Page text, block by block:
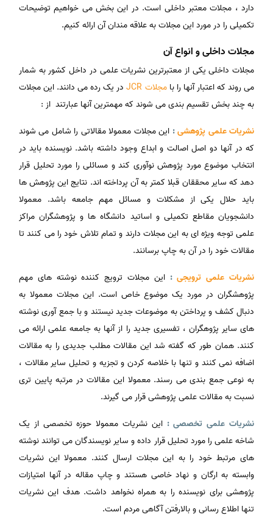
دارد ، مجلات معتبر داخلی است. در این بخش می خواهیم توضیحات
تکمیلی را در مورد این مجلات به علاقه مندان آن ارائه کنیم.
مجلات داخلی و انواع آن
مجلات داخلی یکی از معتبرترین نشریات علمی در داخل کشور به شمار
می روند که اعتبار آنها را بامجلات JCR
در یک رده می دانند. این مجلات
به چند بخش تقسیم بندی می شوند که مهمترین آنها عبارتند از :
نشریات علمی پژوهشی: این مجلات معمولا مقالاتی را شامل می شوند
که در آنها دو اصل اصالت و ابداع وجود داشته باشد. نویسنده باید در
انتخاب موضوع مورد پژوهش نوآوری کند و مسائلی را مورد تحلیل قرار
دهد که سایر محققان قبلا کمتر به آن پرداخته اند. نتایج این پژوهش ها
باید حلال یکی از مشکلات و مسائل مهم جامعه باشد. معمولا
دانشجویان مقاطع تکمیلی و اساتید دانشگاه ها و پژوهشگران مراکز
علمی توجه ویژه ای به این مجلات دارند و تمام تلاش خود را می کنند تا
مقالات خود را در آن به چاپ برسانند.
نشریات علمی ترویجی:این مجلات ترویج کننده نوشته های مهم
پژوهشگران در مورد یک موضوع خاص است. این مجلات معمولا به
دنبال کشف و پرداختن به موضوعات جدید نیستند و با جمع آوری نوشته
های سایر پژوهگران ، تفسیری جدید را از آنها به جامعه علمی ارائه می
کنند. همان طور که گفته شد این مقالات مطلب جدیدی را به مقالات
اضافه نمی کنند و تنها با خلاصه کردن و تجزیه و تحلیل سایر مقالات ،
به نوعی جمع بندی می رسند. معمولا این مقالات در مرتبه پایین تری
نسبت به مقالات علمی پژوهشی قرار می گیرند.
نشریات علمی تخصصی : این نشریات معمولا حوزه تخصصی از یک
شاخه علمی را مورد تحلیل قرار داده و سایر نویسندگان می توانند نوشته
های مرتبط خود را به این مجلات ارسال کنند. معمولا این نشریات
وابسته به ارگان و نهاد خاصی هستند و چاپ مقاله در آنها امتیازات
پژوهشی برای نویسنده را به همراه نخواهد داشت. هدف این نشریات
تنها اطلاع رسانی و بالارفتن آگاهی مردم است.